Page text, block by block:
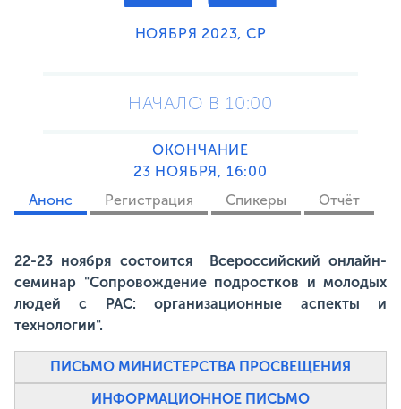
НОЯБРЯ 2023, СР
НАЧАЛО В 10:00
ОКОНЧАНИЕ
23 НОЯБРЯ, 16:00
Анонс
Регистрация Спикеры Отчёт
22-23 ноября состоится Всероссийский онлайн-
семинар "Сопровождение подростков и молодых
людей с РАС: организационные аспекты и
технологии".
ПИСЬМО МИНИСТЕРСТВА ПРОСВЕЩЕНИЯ
ИНФОРМАЦИОННОЕ ПИСЬМО